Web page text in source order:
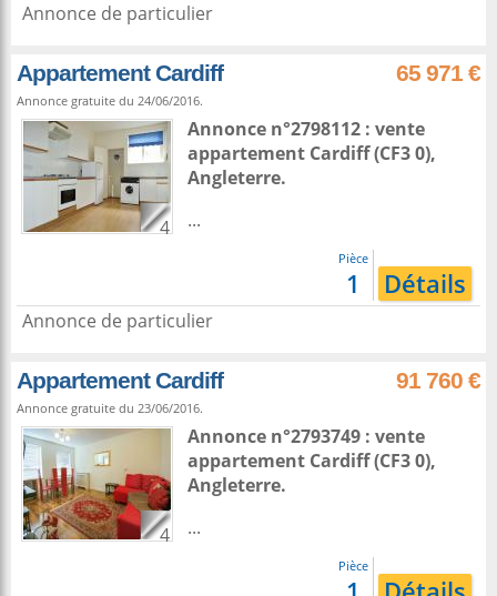
Annonce de particulier
Appartement Cardiff 65 971 €
Annonce gratuite du 24/06/2016.
4
Annonce n°2798112 : vente
appartement Cardiff(CF3 0),
Angleterre.
...
Pièce
1 Détails
Annonce de particulier
Appartement Cardiff 91 760 €
Annonce gratuite du 23/06/2016.
4
Annonce n°2793749 : vente
appartement Cardiff(CF3 0),
Angleterre.
...
Pièce